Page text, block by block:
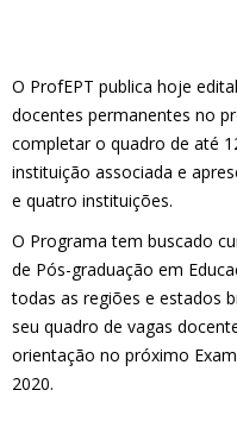
O ProfEPT publica hoje
docentes permanentes no
completar o quadro de até
instituição associada e
e quatro instituições.
O Programa tem buscado
de Pós-graduação em
todas as regiões e estados
seu quadro de vagas
orientação no próximo
2020.